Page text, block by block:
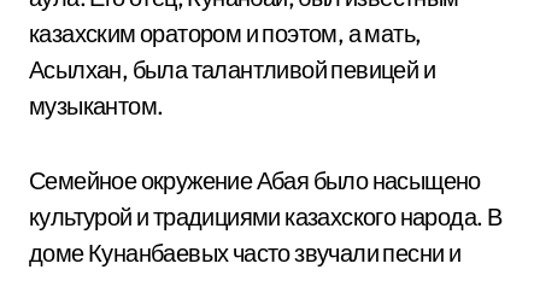
казахским оратором и поэтом, а мать,
Асылхан, была талантливой певицей и
музыкантом.
Семейное окружение Абая было насыщено
культурой и традициями казахского народа. В
доме Кунанбаевых часто звучали песни и